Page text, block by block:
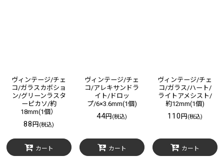
ヴィンテージ/チェ
コ/ガラスカボショ
ン/グリーンラスタ
ーピカソ/約
18mm(1個）
88円 (税込)
カート
ヴィンテージ/チェ
コ/アレキサンドラ
イト/ドロッ
プ/6×3.6mm(1個)
44円 (税込)
カート
ヴィンテージ/チェ
コ/ガラス/ハート/
ライトアメシスト/
約12mm(1個)
110 円 (税込)
カート